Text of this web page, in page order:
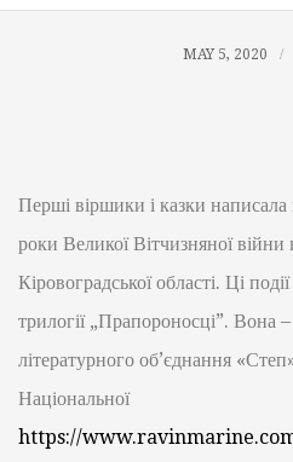
MAY 5, 2020
Перші віршики і казки
роки Великої Вітчизняної війни
Кіровоградської області. Ці
трилогії „Прапороносці”. Вона
літературного об’єднання
Національної
https://